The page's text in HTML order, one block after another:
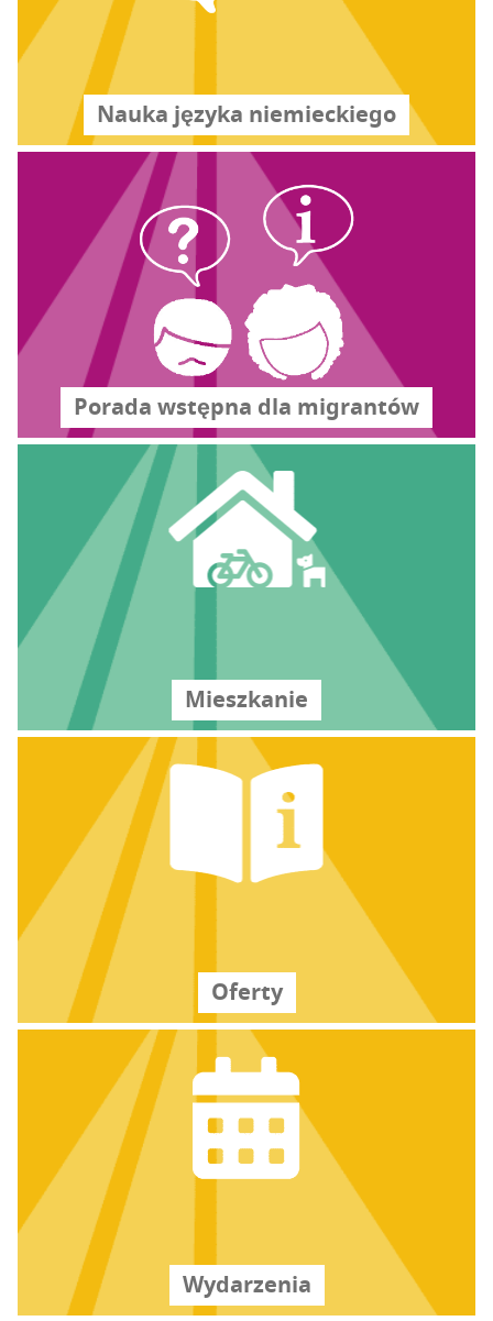
Nauka języ­ka nie­miec­kie­go
Pora­da wstęp­na dla migran­tów
Miesz­ka­nie
Ofer­ty
Wyda­rze­nia